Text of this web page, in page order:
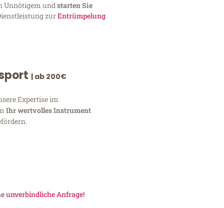
Unnötigem undstarten Sie
zurEntrümpelung
| ab 200€
Expertise im
Ihr wertvolles Instrument
unverbindliche Anfrage!